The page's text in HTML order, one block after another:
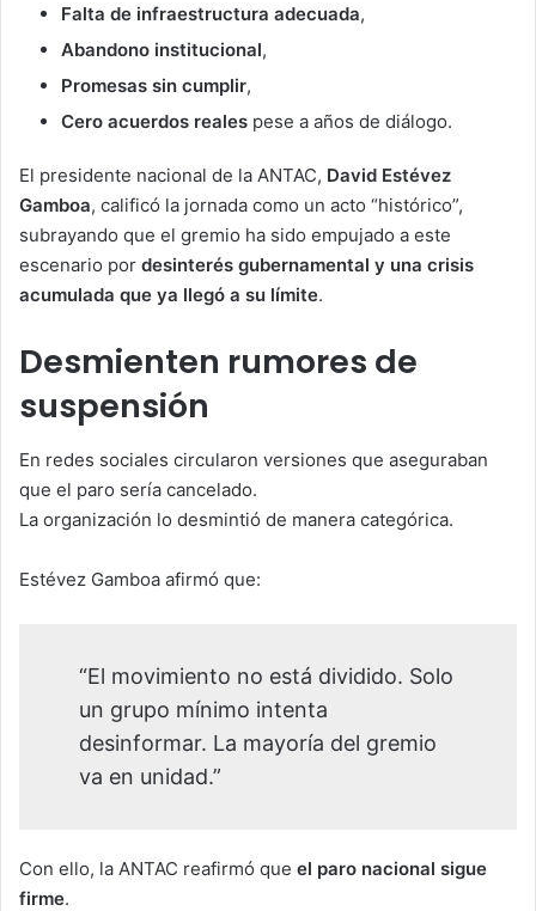
Falta de infraestructura adecuada,
Abandono institucional,
Promesas sin cumplir,
Cero acuerdos reales pese a años de diálogo.
El presidente nacional de la ANTAC, David Estévez
Gamboa, calificó la jornada como un acto “histórico”,
subrayando que el gremio ha sido empujado a este
escenario por desinterés gubernamental y una crisis
acumulada que ya llegó a su límite.
Desmienten rumores de
suspensión
En redes sociales circularon versiones que aseguraban
que el paro sería cancelado.
La organización lo desmintió de manera categórica.
Estévez Gamboa afirmó que:
“El movimiento no está dividido. Solo
un grupo mínimo intenta
desinformar. La mayoría del gremio
va en unidad.”
Con ello, la ANTAC reafirmó que el paro nacional sigue
firme.